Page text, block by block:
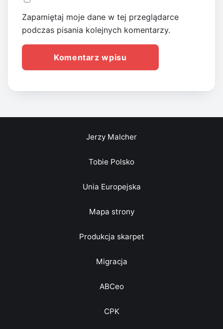
Zapamiętaj moje dane w tej przeglądarce
podczas pisania kolejnych komentarzy.
Jerzy Malcher
Tobie Polsko
Unia Europejska
Mapa strony
Produkcja skarpet
Migracja
ABCeo
CPK